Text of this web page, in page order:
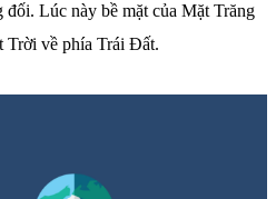
Lúc này bề mặt của Mặt Trăng
Trời về phía Trái Đất.